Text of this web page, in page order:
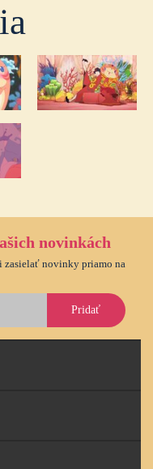
novinkách
zasielať novinky priamo na
Pridať